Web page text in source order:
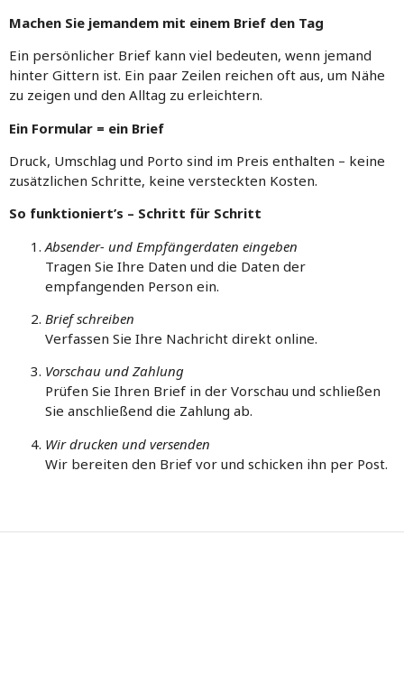
Machen Sie jemandem mit einem Brief den Tag
Ein persönlicher Brief kann viel bedeuten, wenn jemand
hinter Gittern ist. Ein paar Zeilen reichen oft aus, um Nähe
zu zeigen und den Alltag zu erleichtern.
Ein Formular = ein Brief
Druck, Umschlag und Porto sind im Preis enthalten – keine
zusätzlichen Schritte, keine versteckten Kosten.
So funktioniert’s – Schritt für Schritt
Absender- und Empfängerdaten eingeben
Tragen Sie Ihre Daten und die Daten der
empfangenden Person ein.
Brief schreiben
Verfassen Sie Ihre Nachricht direkt online.
Vorschau und Zahlung
Prüfen Sie Ihren Brief in der Vorschau und schließen
Sie anschließend die Zahlung ab.
Wir drucken und versenden
Wir bereiten den Brief vor und schicken ihn per Post.